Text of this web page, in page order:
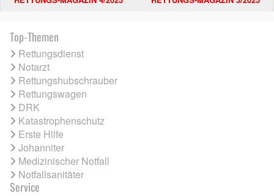
Top-Themen
Rettungsdienst
Notarzt
Rettungshubschrauber
Rettungswagen
DRK
Katastrophenschutz
Erste Hilfe
Johanniter
Medizinischer Notfall
Notfallsanitäter
Service